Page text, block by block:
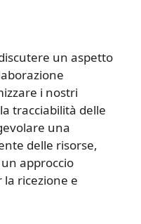
un aspetto
i nostri
tracciabilità delle
una
delle risorse,
approccio
ricezione e